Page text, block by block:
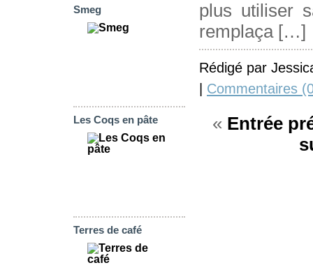
Smeg
Les Coqs en pâte
Terres de café
plus utiliser
remplaça […]
Rédigé par
| Commentaires
« Entrée